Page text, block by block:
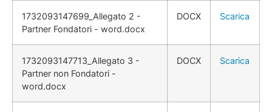
1732093147699_Allegato 2 -
Partner Fondatori - word.docx
DOCX Scarica
1732093147713_Allegato 3 -
Partner non Fondatori -
word.docx
DOCX Scarica